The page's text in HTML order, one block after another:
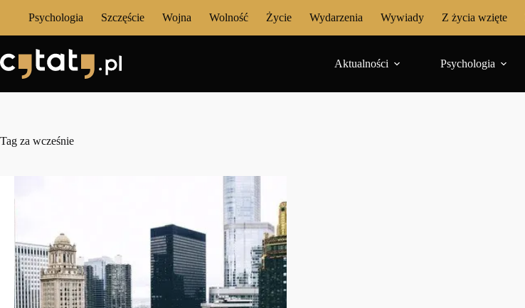
Psychologia Szczęście Wojna Wolność Życie Wydarzenia Wywiady Z życia wzięte
Aktualności Psychologia
Tag za wcześnie